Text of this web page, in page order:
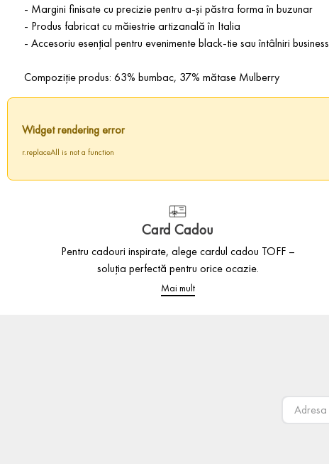
- Margini finisate cu precizie pentru a-și păstra forma în buzunar
- Produs fabricat cu măiestrie artizanală în Italia
- Accesoriu esențial pentru evenimente black-tie sau întâlniri business
Compoziție produs: 63% bumbac, 37% mătase Mulberry
Widget rendering error
r.replaceAll is not a function
Card Cadou
Pentru cadouri inspirate, alege cardul cadou TOFF –
soluția perfectă pentru orice ocazie.
Mai mult